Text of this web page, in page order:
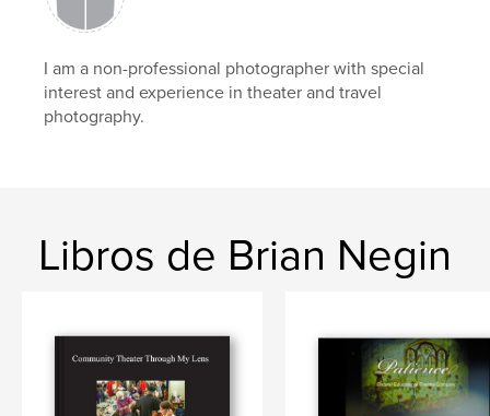
I am a non-professional photographer with special
interest and experience in theater and travel
photography.
Libros de Brian Negin